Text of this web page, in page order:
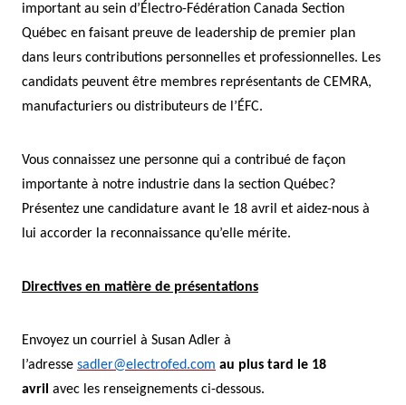
important au sein d’Électro-Fédération Canada Section
Québec en faisant preuve de leadership de premier plan
dans leurs contributions personnelles et professionnelles. Les
candidats peuvent être membres représentants de CEMRA,
manufacturiers ou distributeurs de l’ÉFC.
Vous connaissez une personne qui a contribué de façon
importante à notre industrie dans la section Québec?
Présentez une candidature avant le 18 avril et aidez-nous à
lui accorder la reconnaissance qu’elle mérite.
Directives en matière de présentations
Envoyez un courriel à Susan Adler à
l’adresse sadler@electrofed.com au plus tard le 18
avril avec les renseignements ci-dessous.